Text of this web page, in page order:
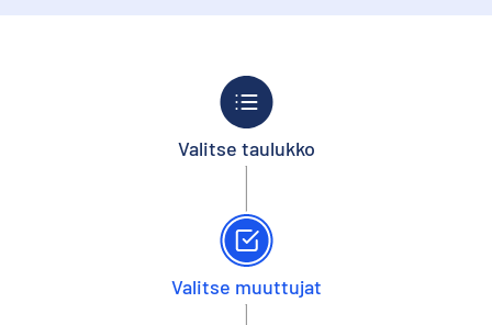
Valitse taulukko
Valitse muuttujat